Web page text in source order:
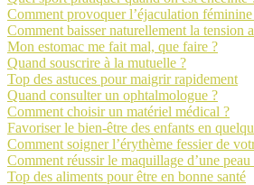
Comment provoquer l’éjaculation féminine
Comment baisser naturellement la tension
Mon estomac me fait mal, que faire ?
Quand souscrire à la mutuelle ?
Top des astuces pour maigrir rapidement
Quand consulter un ophtalmologue ?
Comment choisir un matériel médical ?
Favoriser le bien-être des enfants en
Comment soigner l’érythème fessier de
Comment réussir le maquillage d’une
Top des aliments pour être en bonne santé